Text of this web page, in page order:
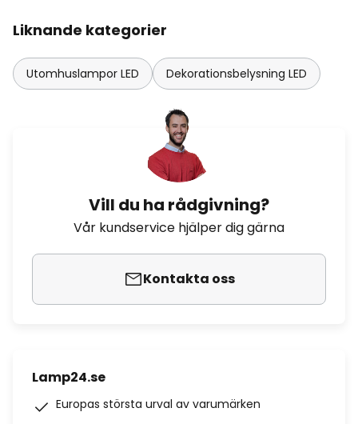
Liknande kategorier
Utomhuslampor LED Dekorationsbelysning LED
Vill du ha rådgivning?
Vår kundservice hjälper dig gärna
Kontakta oss
Lamp24.se
Europas största urval av varumärken